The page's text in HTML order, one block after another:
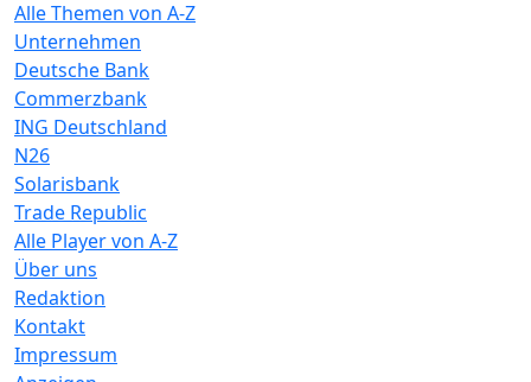
Alle Themen von A-Z
Unternehmen
Deutsche Bank
Commerzbank
ING Deutschland
N26
Solarisbank
Trade Republic
Alle Player von A-Z
Über uns
Redaktion
Kontakt
Impressum